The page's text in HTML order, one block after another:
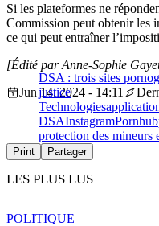
Si les plateformes ne
Commission peut obtenir les
ce qui peut entraîner
DSA : trois sites
justice
[Édité par Anne-Sophie
Jun 14, 2024 - 14:11
Technologies
DSAInstagramPornhub
protection des mineurs
Print Partager
LES PLUS LUS
POLITIQUE